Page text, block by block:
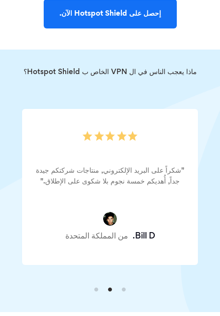
إحصل على Hotspot Shield الآن.
ماذا يعجب الناس في ال VPN الخاص ب Hotspot Shield؟
"شكراً على البريد الإلكتروني, منتاجات شركتكم جيدة
جداً, أُهديكم خمسة نجوم بلا شكوى على الإطلاق."
Bill D. من المملكة المتحدة